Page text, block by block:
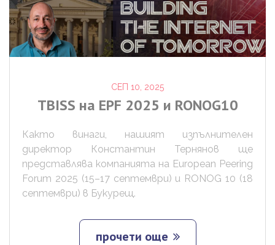
СЕП 10, 2025
TBISS на EPF 2025 и RONOG10
Както винаги, нашият изпълнителен
директор Константин Тернянов ще
представлява компанията на European Peering
Forum 2025 (15–17 септември) и RONOG 10 (18
септември) в Букурещ.
прочети още